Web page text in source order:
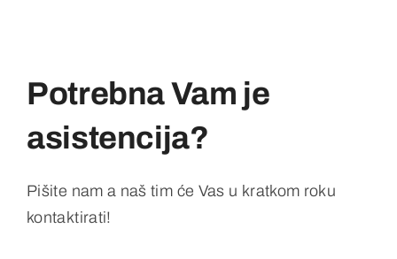
Potrebna Vam je
asistencija?
Pišite nam a naš tim će Vas u kratkom roku
kontaktirati!